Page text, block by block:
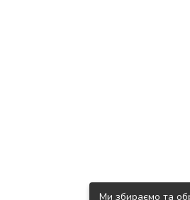
Ми збираємо та